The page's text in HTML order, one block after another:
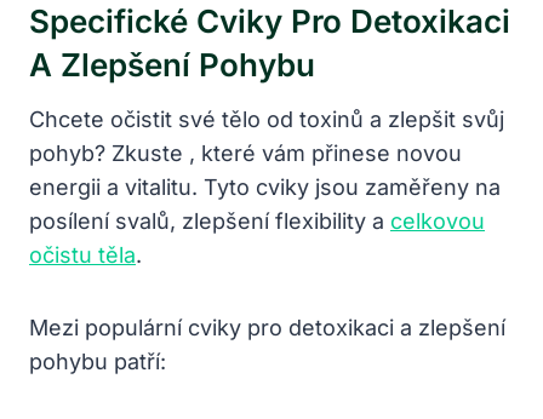
Specifické Cviky Pro Detoxikaci
A Zlepšení Pohybu
Chcete očistit své tělo od toxinů a zlepšit svůj
pohyb? Zkuste , které vám přinese novou
energii a vitalitu. Tyto cviky jsou zaměřeny na
posílení svalů, zlepšení flexibility a celkovou
očistu těla.
Mezi populární cviky pro detoxikaci a zlepšení
pohybu patří: